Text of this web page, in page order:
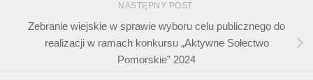
NASTĘPNY POST
Zebranie wiejskie w sprawie wyboru celu publicznego do
realizacji w ramach konkursu „Aktywne Sołectwo
Pomorskie” 2024